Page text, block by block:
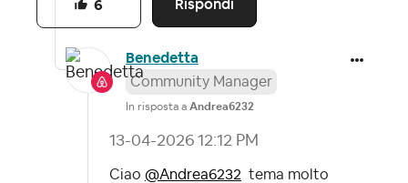
Rispondi
6
Benedetta
Community Manager
In risposta a Andrea6232
‎13-04-2026 12:12 PM
Ciao @Andrea6232 tema molto